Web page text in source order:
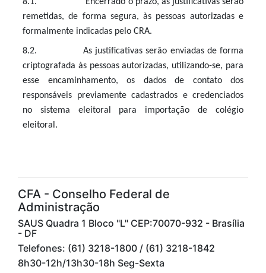
remetidas, de forma segura, às pessoas autorizadas e
formalmente indicadas pelo CRA.
8.2. As justificativas serão enviadas de forma
criptografada às pessoas autorizadas, utilizando-se, para
esse encaminhamento, os dados de contato dos
responsáveis previamente cadastrados e credenciados
no sistema eleitoral para importação de colégio
eleitoral.
CFA - Conselho Federal de
Administração
SAUS Quadra 1 Bloco "L" CEP:70070-932 - Brasília
- DF
Telefones: (61) 3218-1800 / (61) 3218-1842
8h30-12h/13h30-18h Seg-Sexta